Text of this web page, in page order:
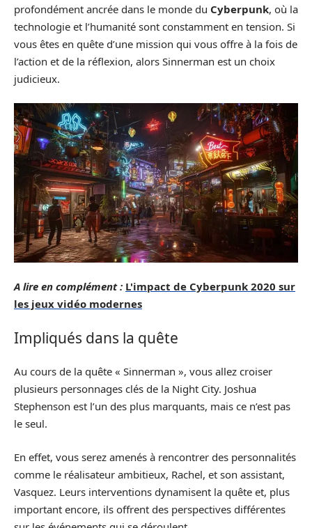
profondément ancrée dans le monde du Cyberpunk, où la
technologie et l’humanité sont constamment en tension. Si
vous êtes en quête d’une mission qui vous offre à la fois de
l’action et de la réflexion, alors Sinnerman est un choix
judicieux.
A lire en complément : L'impact de Cyberpunk 2020 sur
les jeux vidéo modernes
Impliqués dans la quête
Au cours de la quête « Sinnerman », vous allez croiser
plusieurs personnages clés de la Night City. Joshua
Stephenson est l’un des plus marquants, mais ce n’est pas
le seul.
En effet, vous serez amenés à rencontrer des personnalités
comme le réalisateur ambitieux, Rachel, et son assistant,
Vasquez. Leurs interventions dynamisent la quête et, plus
important encore, ils offrent des perspectives différentes